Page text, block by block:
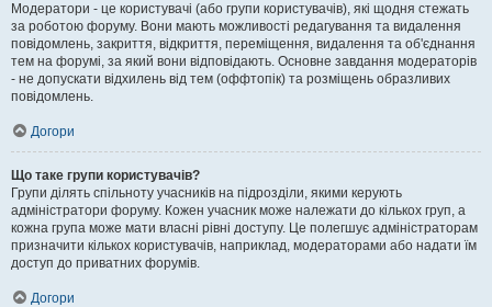
Модератори - це користувачі (або групи користувачів), які щодня стежать
за роботою форуму. Вони мають можливості редагування та видалення
повідомлень, закриття, відкриття, переміщення, видалення та об'єднання
тем на форумі, за який вони відповідають. Основне завдання модераторів
- не допускати відхилень від тем (оффтопік) та розміщень образливих
повідомлень.
Догори
Що таке групи користувачів?
Групи ділять спільноту учасників на підрозділи, якими керують
адміністратори форуму. Кожен учасник може належати до кількох груп, а
кожна група може мати власні рівні доступу. Це полегшує адміністраторам
призначити кількох користувачів, наприклад, модераторами або надати їм
доступ до приватних форумів.
Догори